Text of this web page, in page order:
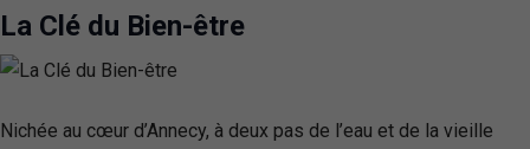
La Clé du Bien-être
Nichée au cœur d’Annecy, à deux pas de l’eau et de la vieille